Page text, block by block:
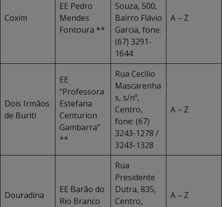
Coxim
EE Pedro
Mendes
Fontoura **
Souza, 500,
Bairro Flávio
Garcia, fone:
(67) 3291-
1644
A – Z
Dois Irmãos
de Buriti
EE
“Professora
Estefana
Centurion
Gambarra”
**
Rua Cecílio
Mascarenha
s, s/nº,
Centro,
fone: (67)
3243-1278 /
3243-1328
A – Z
Douradina
EE Barão do
Rio Branco
Rua
Presidente
Dutra, 835,
Centro,
A – Z